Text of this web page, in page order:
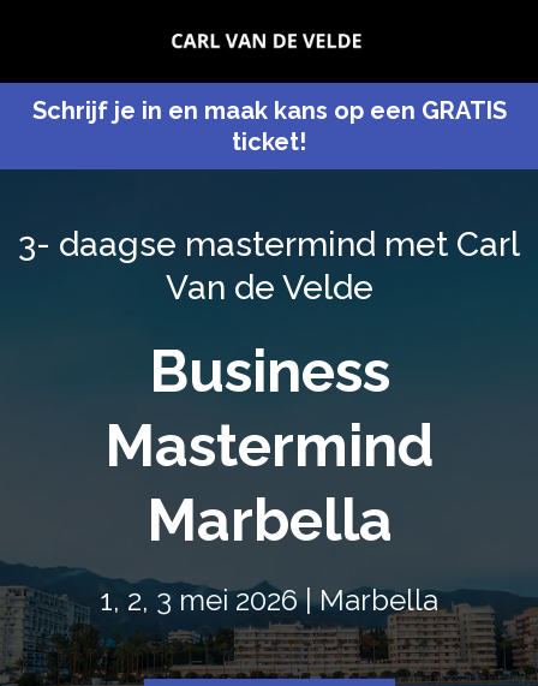
Schrijf je in en maak kans op een GRATIS
ticket!
3- daagse mastermind met Carl
Van de Velde
Business
Mastermind
Marbella
1, 2, 3 mei 2026 | Marbella